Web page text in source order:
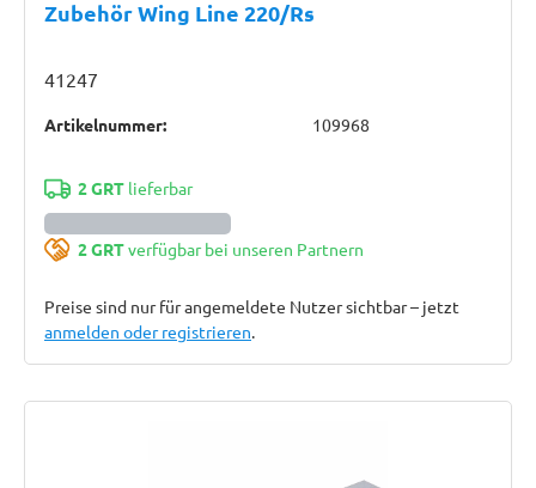
Zubehör Wing Line 220/Rs
41247
Artikelnummer: 109968
2 GRTlieferbar
2 GRTverfügbar bei unseren Partnern
Preise sind nur für angemeldete Nutzer sichtbar – jetzt
anmelden oder registrieren.